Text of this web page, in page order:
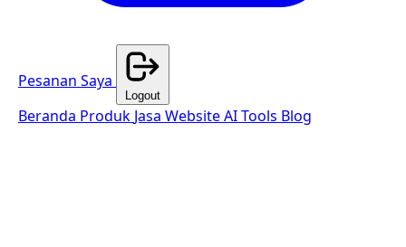
Pesanan Saya
Logout
Beranda Produk Jasa WebsiteAI Tools Blog